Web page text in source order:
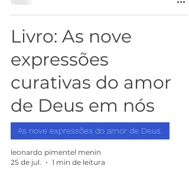
Livro: As nove
expressões
curativas do amor
de Deus em nós
As nove expressões do amor de Deus.
leonardo pimentel menin
25 de jul.
1 min de leitura